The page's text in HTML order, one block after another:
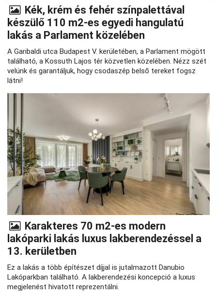
Kék, krém és fehér színpalettával
készülő 110 m2-es egyedi hangulatú
lakás a Parlament közelében
A Garibaldi utca Budapest V. kerületében, a Parlament mögött
található, a Kossuth Lajos tér közvetlen közelében. Nézz szét
velünk és garantáljuk, hogy csodaszép belső tereket fogsz
látni!
Karakteres 70 m2-es modern
lakóparki lakás luxus lakberendezéssel a
13. kerületben
Ez a lakás a több építészet díjjal is jutalmazott Danubio
Lakóparkban található. A lakberendezési koncepció a luxus
megjelenést hivatott reprezentálni.